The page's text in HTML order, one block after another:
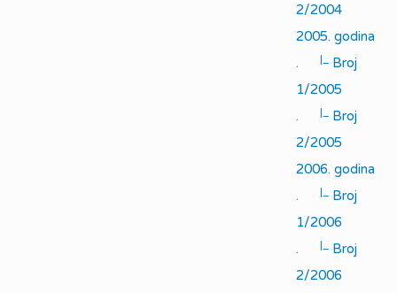
2/2004
2005. godina
.
|_ Broj
1/2005
.
|_ Broj
2/2005
2006. godina
.
|_ Broj
1/2006
.
|_ Broj
2/2006